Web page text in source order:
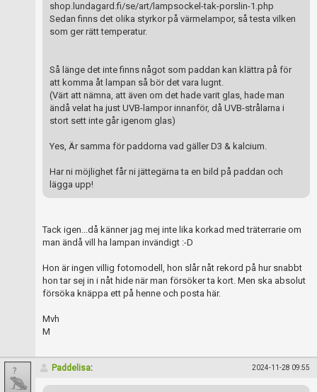
shop.lundagard.fi/se/art/lampsockel-tak-porslin-1.php
Sedan finns det olika styrkor på värmelampor, så testa vilken
som ger rätt temperatur.
Så länge det inte finns något som paddan kan klättra på för
att komma åt lampan så bör det vara lugnt.
(Värt att nämna, att även om det hade varit glas, hade man
ändå velat ha just UVB-lampor innanför, då UVB-strålarna i
stort sett inte går igenom glas)
Yes, Är samma för paddorna vad gäller D3 & kalcium.
Har ni möjlighet får ni jättegärna ta en bild på paddan och
lägga upp!
Tack igen...då känner jag mej inte lika korkad med träterrarie om
man ändå vill ha lampan invändigt :-D
Hon är ingen villig fotomodell, hon slår nåt rekord på hur snabbt
hon tar sej in i nåt hide när man försöker ta kort. Men ska absolut
försöka knäppa ett på henne och posta här.
Mvh
M
Paddelisa: 2024-11-28 09:55